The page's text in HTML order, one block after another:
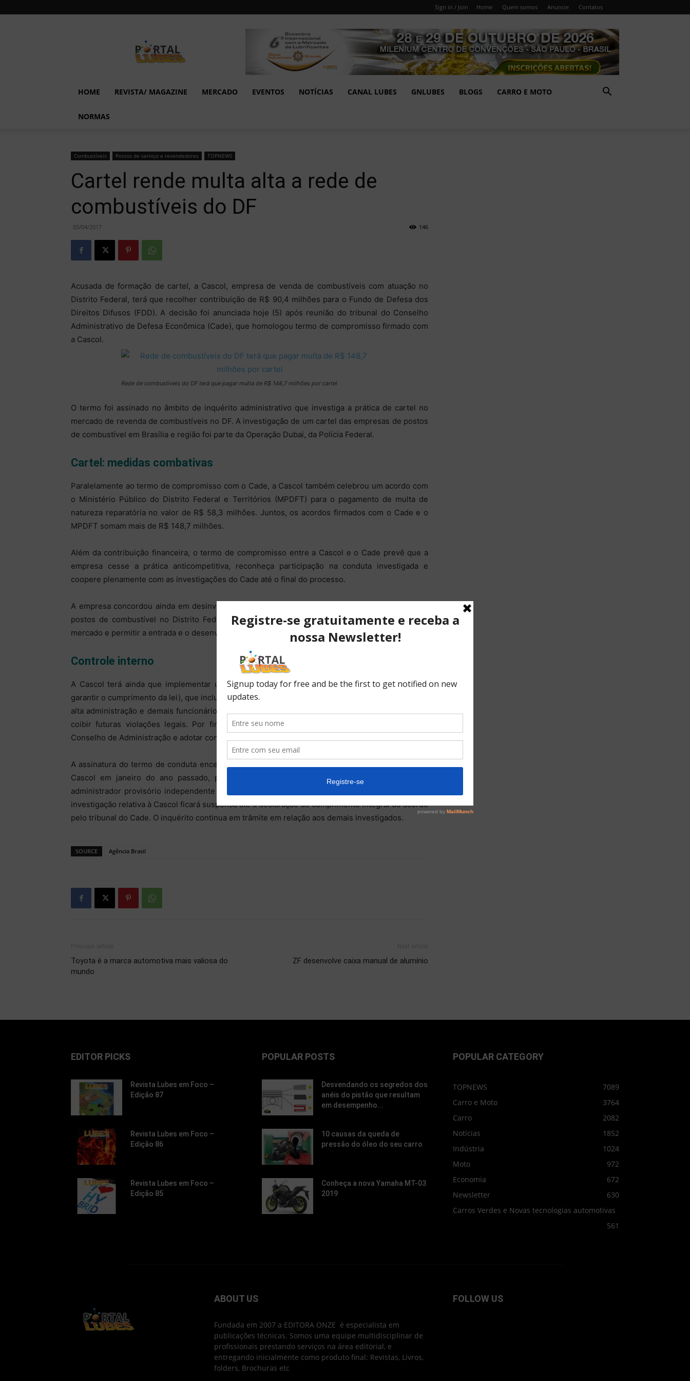
Sign in / Join Home Quem somos Anuncie Contatos
em
Foco
HOME REVISTA/ MAGAZINE MERCADO EVENTOS NOTÍCIAS CANAL LUBES GNLUBES BLOGS CARRO E MOTO
NORMAS
Combustíveis Postos de serviço e revendedores TOPNEWS
Cartel rende multa alta a rede de
combustíveis do DF
05/04/2017 146
Acusada de formação de cartel, a Cascol, empresa de venda de combustíveis com atuação no
Distrito Federal, terá que recolher contribuição de R$ 90,4 milhões para o Fundo de Defesa dos
Direitos Difusos (FDD). A decisão foi anunciada hoje (5) após reunião do tribunal do Conselho
Administrativo de Defesa Econômica (Cade), que homologou termo de compromisso firmado com
a Cascol.
Rede de combustíveis do DF terá que pagar multa de R$ 148,7 milhões por cartel
O termo foi assinado no âmbito de inquérito administrativo que investiga a prática de cartel no
mercado de revenda de combustíveis no DF. A investigação de um cartel das empresas de postos
de combustível em Brasília e região foi parte da Operação Dubai, da Polícia Federal.
Cartel: medidas combativas
Paralelamente ao termo de compromisso com o Cade, a Cascol também celebrou um acordo com
o Ministério Público do Distrito Federal e Territórios (MPDFT) para o pagamento de multa de
natureza reparatória no valor de R$ 58,3 milhões. Juntos, os acordos firmados com o Cade e o
MPDFT somam mais de R$ 148,7 milhões.
Além da contribuição financeira, o termo de compromisso entre a Cascol e o Cade prevê que a
empresa cesse a prática anticompetitiva, reconheça participação na conduta investigada e
coopere plenamente com as investigações do Cade até o final do processo.
A empresa concordou ainda em desinvestir ativos. Isso significa que ela diminuirá o número de
postos de combustível no Distrito Federal. O objetivo da medida é reduzir a concentração do
mercado e permitir a entrada e o desenvolvimento de concorrentes no setor.
Controle interno
A Cascol terá ainda que implementar um programa de compliance (conjunto de condutas para
garantir o cumprimento da lei), que inclui a elaboração de um Código de Ética e o envolvimento da
alta administração e demais funcionários com a finalidade de readequar a conduta da empresa e
coibir futuras violações legais. Por fim, ficou estabelecido que a Cascol deverá instituir um
Conselho de Administração e adotar controles internos mais rigorosos.
A assinatura do termo de conduta encerra a medida preventiva adotada pelo Cade na gestão da
Cascol em janeiro do ano passado, por meio da qual foi determinada a nomeação de um
administrador provisório independente para a rede de postos da empresa. Com a celebração, a
investigação relativa à Cascol ficará suspensa até a declaração do cumprimento integral do acordo
pelo tribunal do Cade. O inquérito continua em trâmite em relação aos demais investigados.
SOURCE Agência Brasil
Toyota é a marca automotiva mais valiosa do
mundo
ZF desenvolve caixa manual de alumínio
EDITOR PICKS
Revista Lubes em Foco –
Edição 87
Revista Lubes em Foco –
Edição 86
Revista Lubes em Foco –
Edição 85
POPULAR POSTS
Desvendando os segredos dos
anéis do pistão que resultam
em desempenho...
10 causas da queda de
pressão do óleo do seu carro
Conheça a nova Yamaha MT-03
2019
POPULAR CATEGORY
TOPNEWS
7089
Carro e Moto
3764
Carro
2082
Notícias
1852
Indústria
1024
Moto
972
Economia
672
Newsletter
630
Carros Verdes e Novas tecnologias automotivas
561
ABOUT US
Fundada em 2007 a EDITORA ONZE é especialista em
publicações técnicas. Somos uma equipe multidisciplinar de
profissionais prestando serviços na área editorial, e
entregando inicialmente como produto final: Revistas, Livros,
folders, Brochuras etc
FOLLOW US